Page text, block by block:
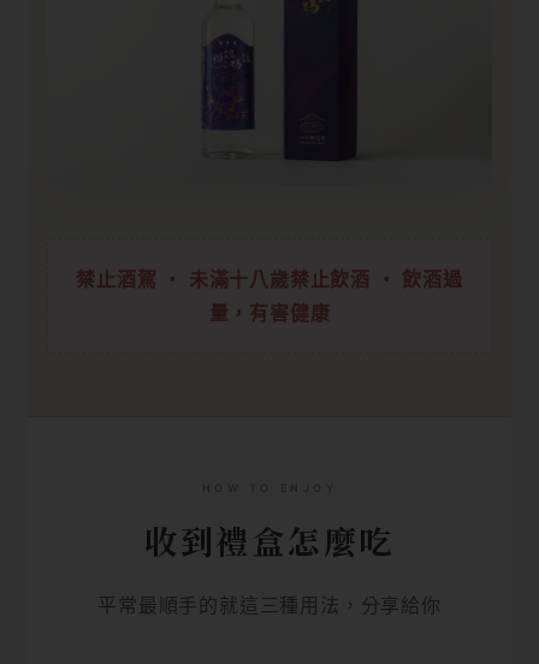
禁止酒駕 ・ 未滿十八歲禁止飲酒 ・ 飲酒過
量，有害健康
HOW TO ENJOY
收到禮盒怎麼吃
平常最順手的就這三種用法，分享給你